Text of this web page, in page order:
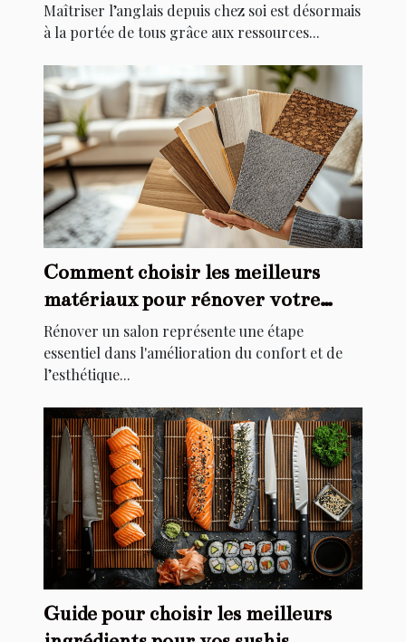
Maîtriser l’anglais depuis chez soi est désormais
à la portée de tous grâce aux ressources...
Comment choisir les meilleurs
matériaux pour rénover votre
salon
Rénover un salon représente une étape
essentiel dans l'amélioration du confort et de
l’esthétique...
Guide pour choisir les meilleurs